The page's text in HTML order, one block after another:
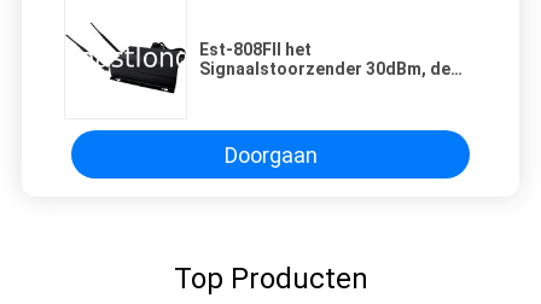
Est-808FII het
Signaalstoorzender 30dBm, de
Doorgaan
Top Producten